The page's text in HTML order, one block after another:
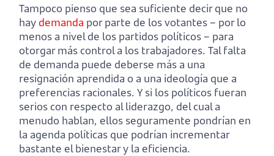
Tampoco pienso que sea suficiente decir que no
hay demanda por parte de los votantes – por lo
menos a nivel de los partidos políticos – para
otorgar más control a los trabajadores. Tal falta
de demanda puede deberse más a una
resignación aprendida o a una ideología que a
preferencias racionales. Y si los políticos fueran
serios con respecto al liderazgo, del cual a
menudo hablan, ellos seguramente pondrían en
la agenda políticas que podrían incrementar
bastante el bienestar y la eficiencia.